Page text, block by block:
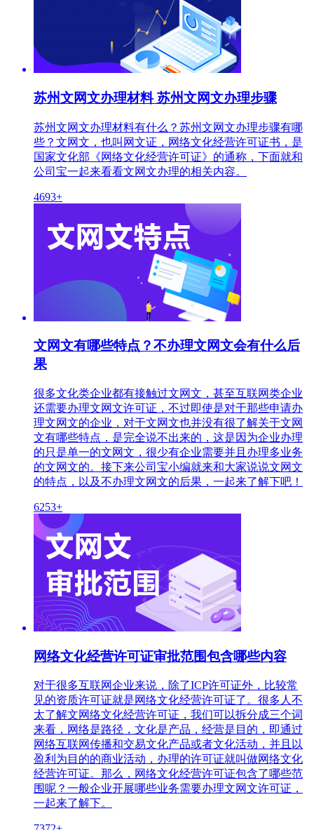
苏州文网文办理材料 苏州文网文办理步骤
苏州文网文办理材料有什么？苏州文网文办理步骤有哪
些？文网文，也叫网文证，网络文化经营许可证书，是
国家文化部《网络文化经营许可证》的通称，下面就和
公司宝一起来看看文网文办理的相关内容。
4693+
文网文有哪些特点？不办理文网文会有什么后
果
很多文化类企业都有接触过文网文，甚至互联网类企业
还需要办理文网文许可证，不过即使是对于那些申请办
理文网文的企业，对于文网文也并没有很了解关于文网
文有哪些特点，是完全说不出来的，这是因为企业办理
的只是单一的文网文，很少有企业需要并且办理多业务
的文网文的。接下来公司宝小编就来和大家说说文网文
的特点，以及不办理文网文的后果，一起来了解下吧！
6253+
网络文化经营许可证审批范围包含哪些内容
对于很多互联网企业来说，除了ICP许可证外，比较常
见的资质许可证就是网络文化经营许可证了。很多人不
太了解文网络文化经营许可证，我们可以拆分成三个词
来看，网络是路径，文化是产品，经营是目的，即通过
网络互联网传播和交易文化产品或者文化活动，并且以
盈利为目的的商业活动，办理的许可证就叫做网络文化
经营许可证。那么，网络文化经营许可证包含了哪些范
围呢？一般企业开展哪些业务需要办理文网文许可证，
一起来了解下。